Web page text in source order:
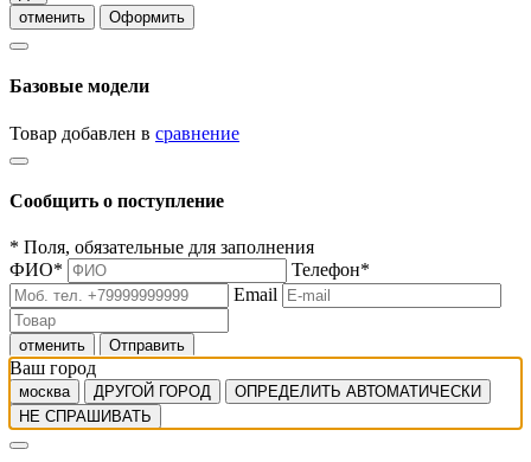
отменить
Оформить
Базовые модели
Товар добавлен в сравнение
Сообщить о поступление
* Поля, обязательные для заполнения
ФИО* Телефон*
Email
отменить Отправить
Ваш город
москва ДРУГОЙ ГОРОД
ОПРЕДЕЛИТЬ АВТОМАТИЧЕСКИ
НЕ СПРАШИВАТЬ